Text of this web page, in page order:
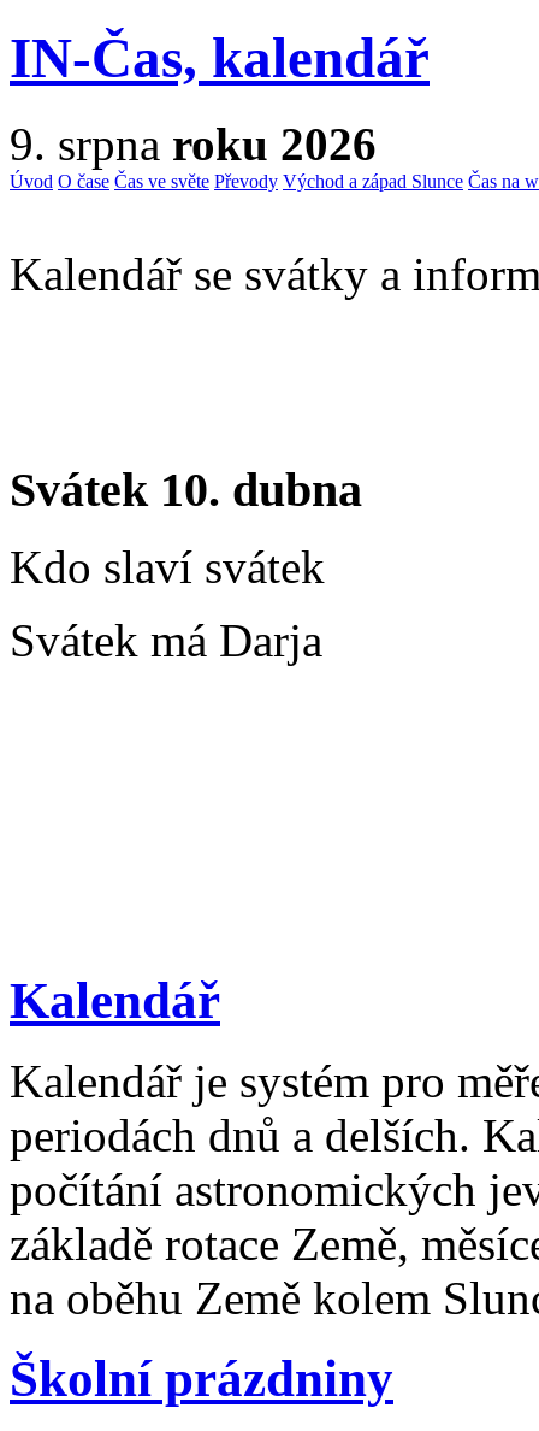
IN-Čas, kalendář
9. srpna roku 2026
Úvod O čase Čas ve světe Převody Východ a západ Slunce Čas na
Kalendář se svátky a
Svátek 10. dubna
Kdo slaví svátek
Svátek má Darja
Kalendář
Kalendář je systém pro
periodách dnů a delších.
počítání astronomických
základě rotace Země,
na oběhu Země kolem
Školní prázdniny